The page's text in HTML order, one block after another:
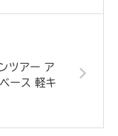
ツアー ア
ース 軽キ